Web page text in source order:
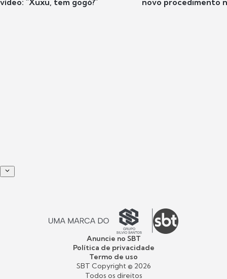
vídeo: "Xuxu, tem gogó?"
novo procedimento
Anuncie no SBT
Política de privacidade
Termo de uso
SBT Copyright © 2026
Todos os direitos